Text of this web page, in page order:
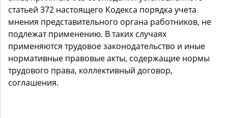
статьей 372 настоящего Кодекса порядка учета
мнения представительного органа работников, не
подлежат применению. В таких случаях
применяются трудовое законодательство и иные
нормативные правовые акты, содержащие нормы
трудового права, коллективный договор,
соглашения.